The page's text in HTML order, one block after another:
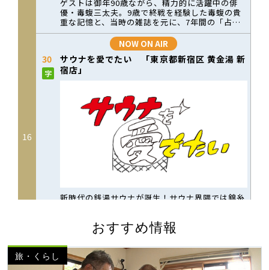
おすすめ情報
旅・くらし